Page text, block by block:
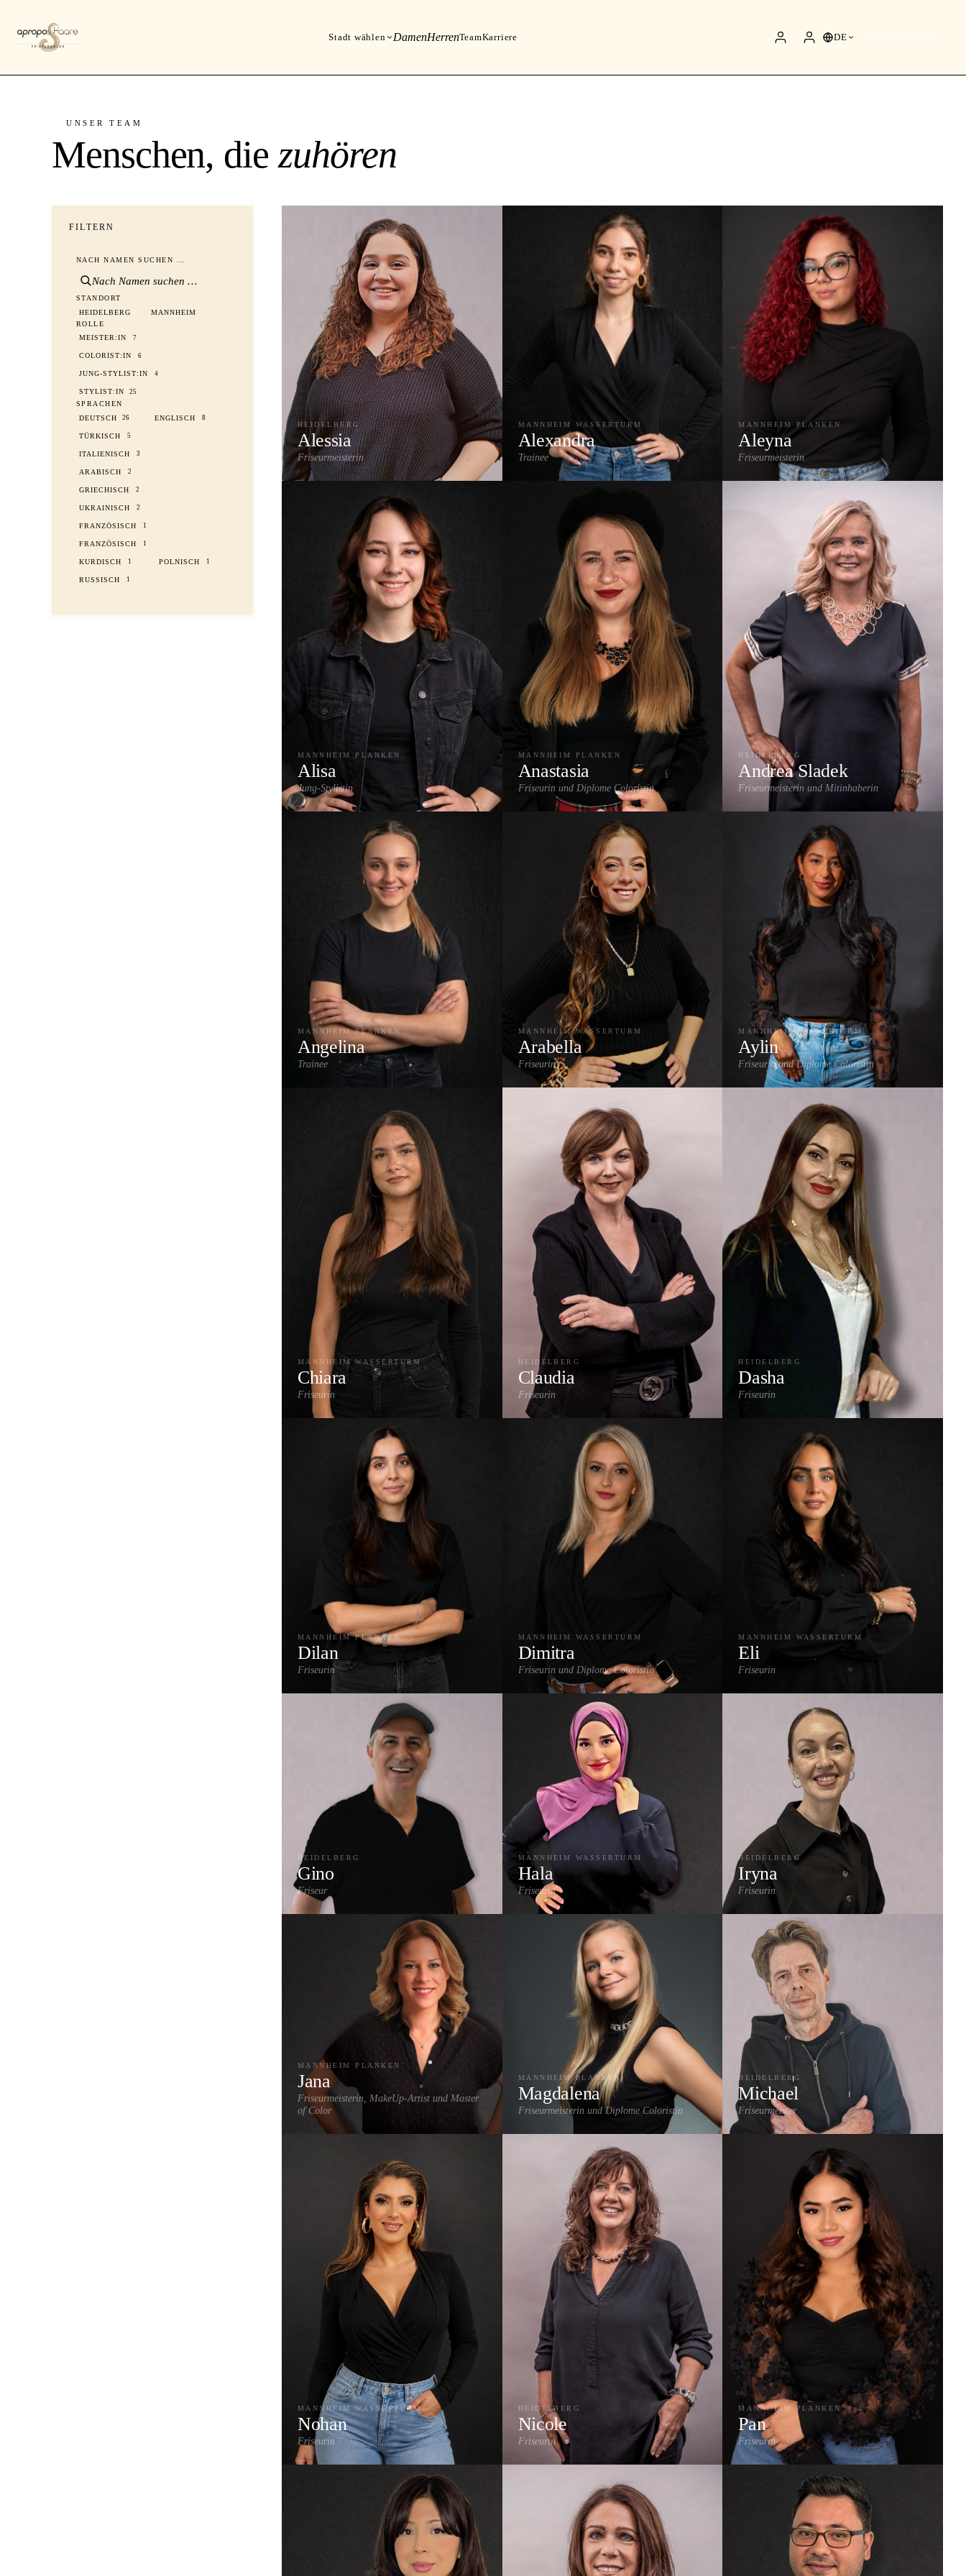
Stadt wählen DamenHerrenTeamKarriere DE
UNSER TEAM
Menschen, diezuhören
FILTERN
NACH NAMEN SUCHEN …
STANDORT
HEIDELBERG MANNHEIM
ROLLE
MEISTER:IN 7
COLORIST:IN 6
JUNG-STYLIST:IN 4
STYLIST:IN
25
SPRACHEN
DEUTSCH 26 ENGLISCH 8
TÜRKISCH 5
ITALIENISCH 3
ARABISCH 2
GRIECHISCH 2
UKRAINISCH 2
FRANZÖSISCH 1
FRANZÖSISCH 1
KURDISCH 1 POLNISCH 1
RUSSISCH 1
HEIDELBERG
Alessia
Friseurmeisterin
Balayage Highlights & Strähnen Extensions
MANNHEIM WASSERTURM
Alexandra
Trainee
MANNHEIM PLANKEN
Aleyna
Friseurmeisterin
Highlights & Strähnen
MANNHEIM PLANKEN
Alisa
Jung-Stylistin
MANNHEIM PLANKEN
Anastasia
Friseurin und Diplome Coloristin
Farbe & Coloration
Highlights & Strähnen
HEIDELBERG
Andrea Sladek
Friseurmeisterin und Mitinhaberin
Damenschnitt
MANNHEIM PLANKEN
Angelina
Trainee
MANNHEIM WASSERTURM
Arabella
Friseurin
Highlights & Strähnen
Farbe & Coloration
MANNHEIM WASSERTURM
Aylin
Friseurin und Diplome Coloristin
Highlights & Strähnen Balayage
MANNHEIM WASSERTURM
Chiara
Friseurin
HEIDELBERG
Claudia
Friseurin
Damenschnitt
HEIDELBERG
Dasha
Friseurin
MANNHEIM PLANKEN
Dilan
Friseurin
Balayage
MANNHEIM WASSERTURM
Dimitra
Friseurin und Diplome Coloristin
Damenschnitt
Highlights & Strähnen
MANNHEIM WASSERTURM
Eli
Friseurin
HEIDELBERG
Gino
Friseur
Herrenschnitt
MANNHEIM WASSERTURM
Hala
Friseurin
Balayage
Highlights & Strähnen
Farbe & Coloration
HEIDELBERG
Iryna
Friseurin
Damenschnitt
Highlights & Strähnen
MANNHEIM PLANKEN
Jana
Friseurmeisterin, MakeUp-Artist und Master
of Color
Highlights & Strähnen
MANNHEIM PLANKEN
Magdalena
Friseurmeisterin und Diplome Coloristin
Extensions
HEIDELBERG
Michael
Friseurmeister
Farbe & Coloration
Damenschnitt
MANNHEIM WASSERTURM
Nohan
Friseurin
HEIDELBERG
Nicole
Friseurin
Damenschnitt Föhn-Styling
MANNHEIM PLANKEN
Pan
Friseurin